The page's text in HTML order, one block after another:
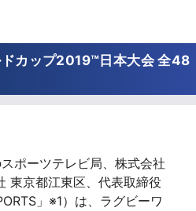
カップ2019™日本大会 全48
ポーツテレビ局、株式会社
東京都江東区、代表取締役
」※1）は、ラグビーワ